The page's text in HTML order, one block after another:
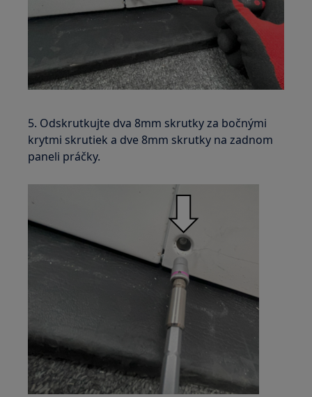
5. Odskrutkujte dva 8mm skrutky za bočnými
krytmi skrutiek a dve 8mm skrutky na zadnom
paneli práčky.